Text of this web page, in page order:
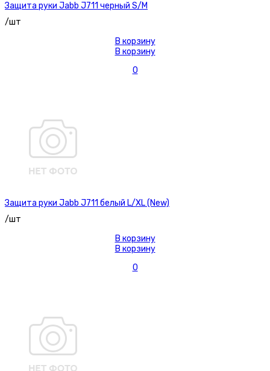
Защита руки Jabb J711 черный S/M
/шт
В корзину
В корзину
0
Защита руки Jabb J711 белый L/XL (New)
/шт
В корзину
В корзину
0